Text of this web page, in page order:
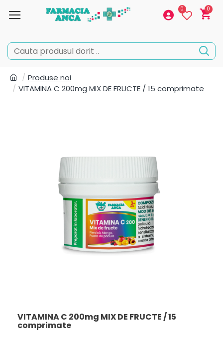
0 0
Produse noi
VITAMINA C 200mg MIX DE FRUCTE / 15 comprimate
VITAMINA C 200mg MIX DE FRUCTE / 15
comprimate